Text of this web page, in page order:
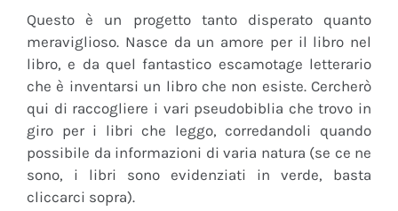
Questo è un progetto tanto disperato quanto
meraviglioso. Nasce da un amore per il libro nel
libro, e da quel fantastico escamotage letterario
che è inventarsi un libro che non esiste. Cercherò
qui di raccogliere i vari pseudobiblia che trovo in
giro per i libri che leggo, corredandoli quando
possibile da informazioni di varia natura (se ce ne
sono, i libri sono evidenziati in verde, basta
cliccarci sopra).